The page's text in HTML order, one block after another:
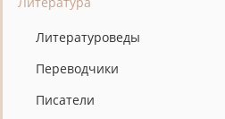
Литературоведы
Переводчики
Писатели